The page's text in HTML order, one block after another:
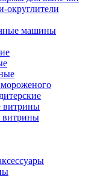
округлители
машины
витрины
витрины